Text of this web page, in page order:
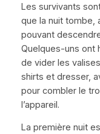
Les survivants
que la nuit tombe,
pouvant
Quelques-uns ont
de vider les
shirts et dresser,
pour combler le
l’appareil.
La première nuit